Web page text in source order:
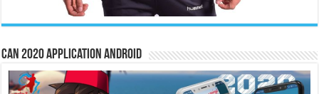
CAN 2020 Application Android